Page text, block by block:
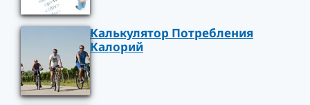
Калькулятор Потребления
Калорий